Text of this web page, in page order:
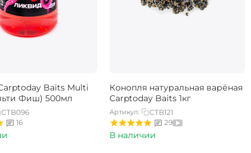
Baits Multi
Фиш) 500мл
CTB096
16
Конопля натуральная варёная
Carptoday Baits 1кг
Артикул:
CTB121
29
В наличии